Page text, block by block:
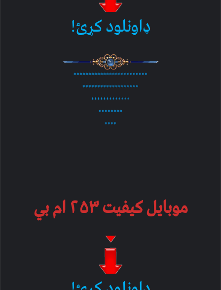
ډاونلود کړئ!
*************************
*******************
*************
********
****
موبایل کیفیت ۲۵۳ ام بي